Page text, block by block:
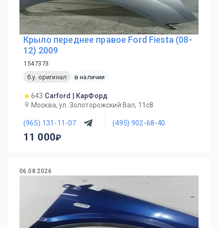
Крыло переднее правое Ford Fiesta (08-
12) 2009
1547373
б.у. оригинал
в наличии
643 Carford | КарФорд
Москва, ул. Золоторожский Вал, 11с8
(965) 131-11-07 (495) 902-68-40
11 000
06.08.2026